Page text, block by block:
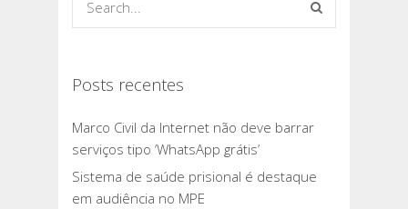
Posts recentes
Marco Civil da Internet não deve barrar
serviços tipo ‘WhatsApp grátis’
Sistema de saúde prisional é destaque
em audiência no MPE